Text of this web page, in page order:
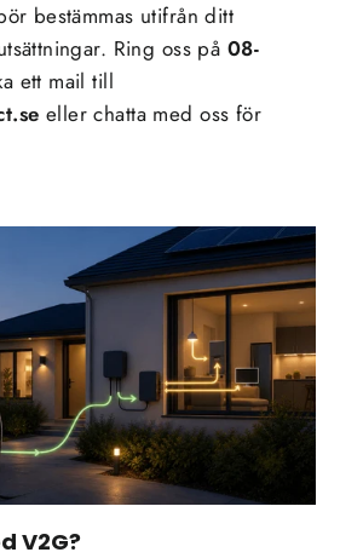
bestämmas utifrån ditt
Ring oss på 08-
ett mail till
eller chatta med oss för
V2G?